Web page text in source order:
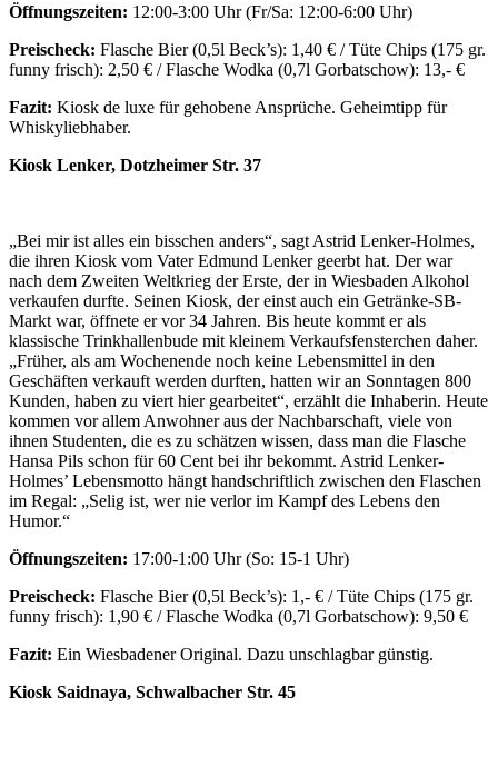
Öffnungszeiten: 12:00-3:00 Uhr (Fr/Sa: 12:00-6:00 Uhr)
Preischeck: Flasche Bier (0,5l Beck’s): 1,40 € / Tüte Chips (175 gr.
funny frisch): 2,50 € / Flasche Wodka (0,7l Gorbatschow): 13,- €
Fazit: Kiosk de luxe für gehobene Ansprüche. Geheimtipp für
Whiskyliebhaber.
Kiosk Lenker, Dotzheimer Str. 37
„Bei mir ist alles ein bisschen anders“, sagt Astrid Lenker-Holmes,
die ihren Kiosk vom Vater Edmund Lenker geerbt hat. Der war
nach dem Zweiten Weltkrieg der Erste, der in Wiesbaden Alkohol
verkaufen durfte. Seinen Kiosk, der einst auch ein Getränke-SB-
Markt war, öffnete er vor 34 Jahren. Bis heute kommt er als
klassische Trinkhallenbude mit kleinem Verkaufsfensterchen daher.
„Früher, als am Wochenende noch keine Lebensmittel in den
Geschäften verkauft werden durften, hatten wir an Sonntagen 800
Kunden, haben zu viert hier gearbeitet“, erzählt die Inhaberin. Heute
kommen vor allem Anwohner aus der Nachbarschaft, viele von
ihnen Studenten, die es zu schätzen wissen, dass man die Flasche
Hansa Pils schon für 60 Cent bei ihr bekommt. Astrid Lenker-
Holmes’ Lebensmotto hängt handschriftlich zwischen den Flaschen
im Regal: „Selig ist, wer nie verlor im Kampf des Lebens den
Humor.“
Öffnungszeiten: 17:00-1:00 Uhr (So: 15-1 Uhr)
Preischeck: Flasche Bier (0,5l Beck’s): 1,- € / Tüte Chips (175 gr.
funny frisch): 1,90 € / Flasche Wodka (0,7l Gorbatschow): 9,50 €
Fazit: Ein Wiesbadener Original. Dazu unschlagbar günstig.
Kiosk Saidnaya, Schwalbacher Str. 45